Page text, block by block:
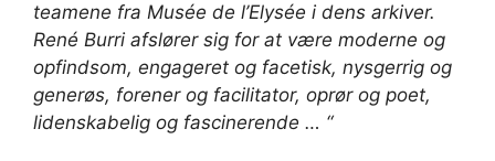
teamene fra Musée de l’Elysée i dens arkiver.
René Burri afslører sig for at være moderne og
opfindsom, engageret og facetisk, nysgerrig og
generøs, forener og facilitator, oprør og poet,
lidenskabelig og fascinerende … “